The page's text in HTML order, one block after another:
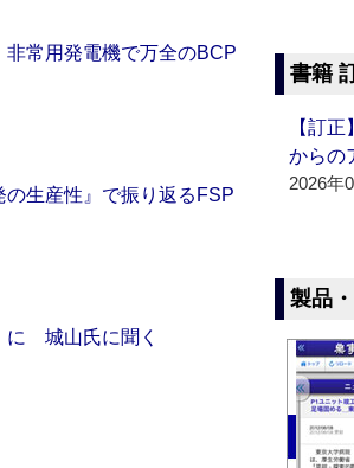
常用発電機で万全のBCP
の生産性』で振り返るFSP
に 城山氏に聞く
書籍
【訂
からの
2026年
製品